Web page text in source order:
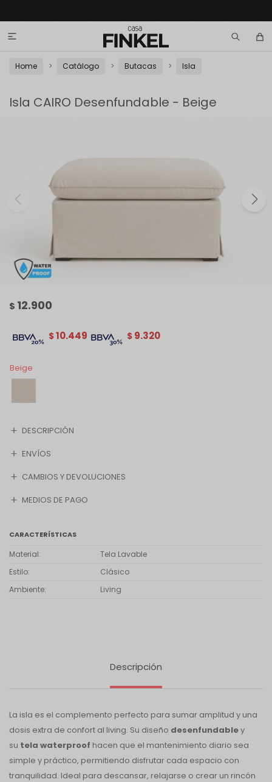

Home Catálogo Butacas Isla
Isla CAIRO Desenfundable - Beige
$ 12.900
$ 9.320
$10.449
Beige
DESCRIPCIÓN
ENVÍOS
CAMBIOS Y DEVOLUCIONES
MEDIOS DE PAGO
CARACTERÍSTICAS
Material
Tela Lavable
Estilo
Clásico
Ambiente
Living
Descripción
La isla es el complemento perfecto para sumar amplitud y una
dosis extra de confort al living. Su diseño desenfundabley
su tela waterproof hacen que el mantenimiento diario sea
simple y práctico, permitiendo disfrutar cada espacio con
tranquilidad. Ideal para descansar, relajarse o crear un rincón